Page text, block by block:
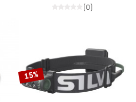
(0)
15%